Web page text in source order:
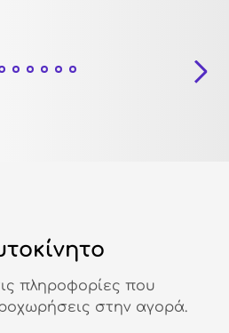
πληροφορίες που
στην αγορά.